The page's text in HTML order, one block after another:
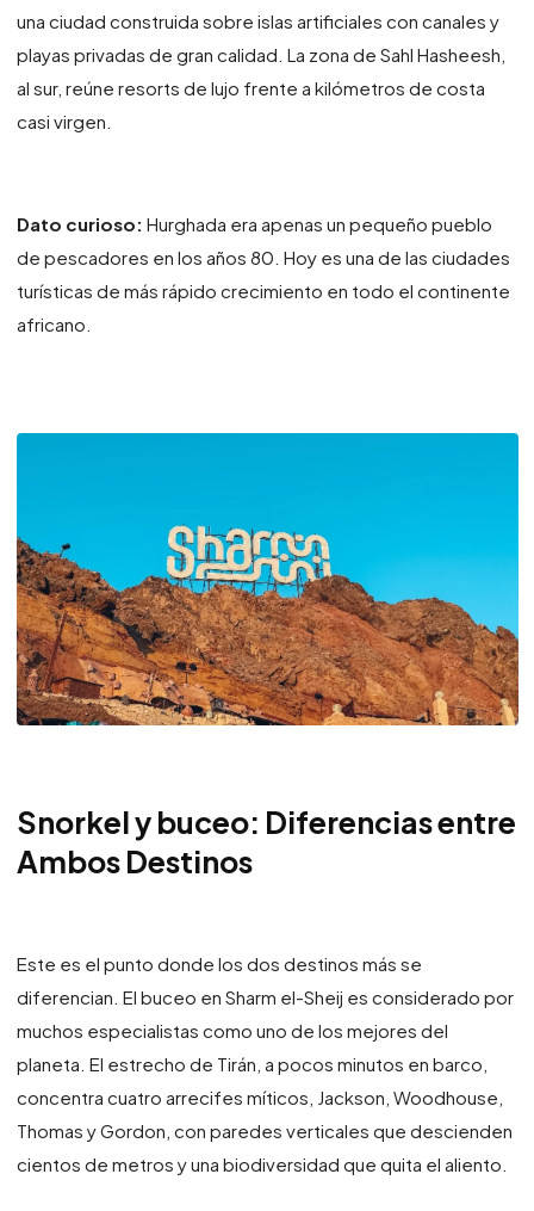
una ciudad construida sobre islas artificiales con canales y
playas privadas de gran calidad. La zona de Sahl Hasheesh,
al sur, reúne resorts de lujo frente a kilómetros de costa
casi virgen.
Dato curioso: Hurghada era apenas un pequeño pueblo
de pescadores en los años 80. Hoy es una de las ciudades
turísticas de más rápido crecimiento en todo el continente
africano.
Snorkel y buceo: Diferencias entre
Ambos Destinos
Este es el punto donde los dos destinos más se
diferencian. El buceo en Sharm el-Sheij es considerado por
muchos especialistas como uno de los mejores del
planeta. El estrecho de Tirán, a pocos minutos en barco,
concentra cuatro arrecifes míticos, Jackson, Woodhouse,
Thomas y Gordon, con paredes verticales que descienden
cientos de metros y una biodiversidad que quita el aliento.